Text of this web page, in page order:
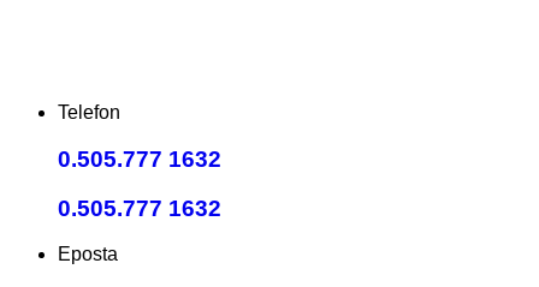
Telefon
0.505.777 1632
0.505.777 1632
Eposta